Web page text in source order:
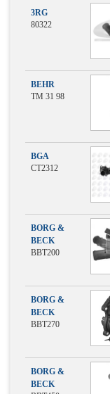
3RG
80322
BEHR
TM 31 98
BGA
CT2312
BORG &
BECK
BBT200
BORG &
BECK
BBT270
BORG &
BECK